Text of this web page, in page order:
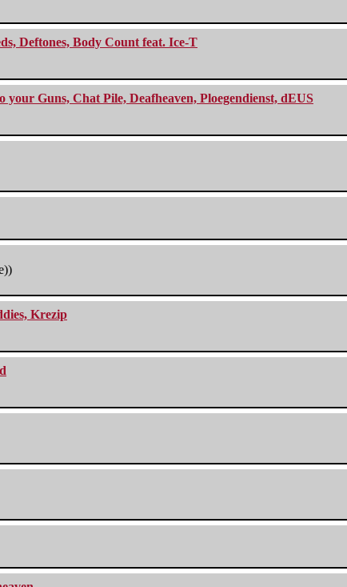
Deftones, Body Count feat. Ice-T
Guns, Chat Pile, Deafheaven, Ploegendienst, dEUS
Krezip